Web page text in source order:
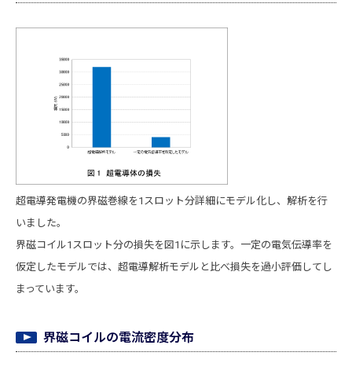
超電導発電機の界磁巻線を1スロット分詳細にモデル化し、解析を行
いました。
界磁コイル1スロット分の損失を図1に示します。一定の電気伝導率を
仮定したモデルでは、超電導解析モデルと比べ損失を過小評価してし
まっています。
界磁コイルの電流密度分布